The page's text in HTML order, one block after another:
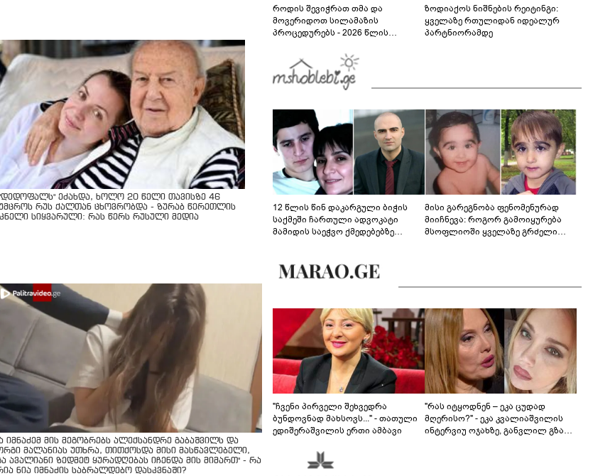
ეძახდა, ხოლო 20 წელი თავისზე 46
რუს ქალთან ცხოვრობდა - ზურაბ წერეთლის
სიყვარული: რას წერს რუსული მედია
იმნაძემ მის მეგობრებს ალექსანდრე გაბაშვილს და
მალანიას უთხრა, თითქოსდა მისი მასწავლებელი,
ავალიანი ზედმეტ ყურადღებას იჩენდა მის მიმართ" - რა
ნია იმნაძის საბრალდებო დასკვნაში?
როდის შევიჭრათ თმა და
მოვერიდოთ სილამაზის
პროცედურებს - 2026 წლის
გზამკვლევი
ზოდიაქოს ნიშნების რეიტინგი:
ყველაზე რთულიდან იდეალურ
პარტნიორამდე
12 წლის წინ დაკარგული ბიჭის
საქმეში ჩართული ადვოკატი
მამიდის საეჭვო ქმედებებზე
მოწოდებაზე... წლობით
მიმდინარეობდა საქმის
მისი გარეგნობა ფენომენურად
მიიჩნევა: როგორ გამოიყურება
მსოფლიოში ყველაზე გრძელი
"ჩვენი პირველი შეხვედრა
ბუნდოვნად მახსოვს..." - თათული
ედიშერაშვილის ერთი ამბავი
"რას იტყოდნენ – ეკა ცუდად
მღერისო?" - ეკა კვალიაშვილის
ინტერვიუ ოჯახზე, განვლილ გზასა